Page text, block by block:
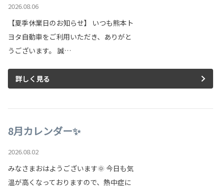
2026.08.06
【夏季休業日のお知らせ】 いつも熊本ト
ヨタ自動車をご利用いただき、ありがと
うございます。 誠…
詳しく見る
8月カレンダー✨
2026.08.02
みなさまおはようございます🌞 今日も気
温が高くなっておりますので、熱中症に